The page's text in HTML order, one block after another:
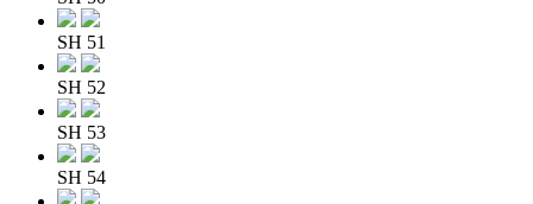
SH 51
SH 52
SH 53
SH 54